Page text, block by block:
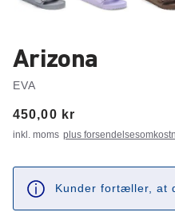
Arizona
EVA
Price:
450,00 kr
inkl. moms plus
Kunder fortæller, at